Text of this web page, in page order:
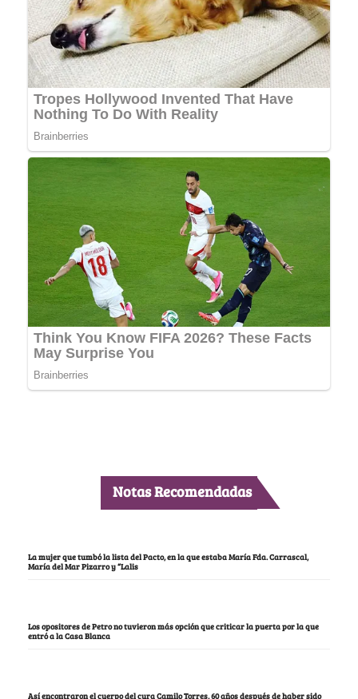
Notas Recomendadas
La mujer que tumbó la lista del Pacto, en la que estaba María Fda. Carrascal,
María del Mar Pizarro y “Lalis
Los opositores de Petro no tuvieron más opción que criticar la puerta por la que
entró a la Casa Blanca
Así encontraron el cuerpo del cura Camilo Torres, 60 años después de haber sido